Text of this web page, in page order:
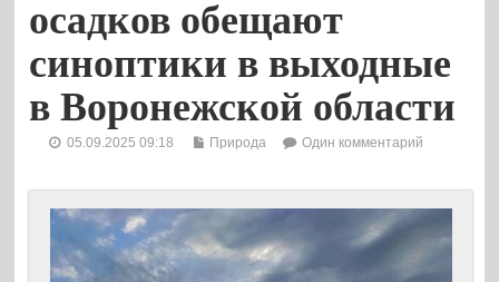
осадков обещают
синоптики в выходные
в Воронежской области
05.09.2025 09:18 Природа Один комментарий